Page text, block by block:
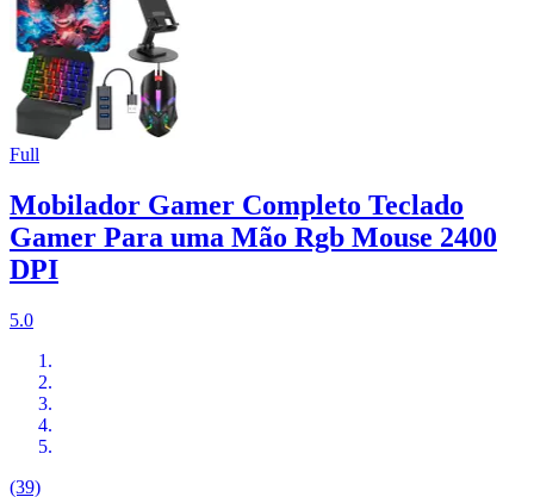
Full
Mobilador Gamer Completo Teclado
Gamer Para uma Mão Rgb Mouse 2400
DPI
5.0
(39)